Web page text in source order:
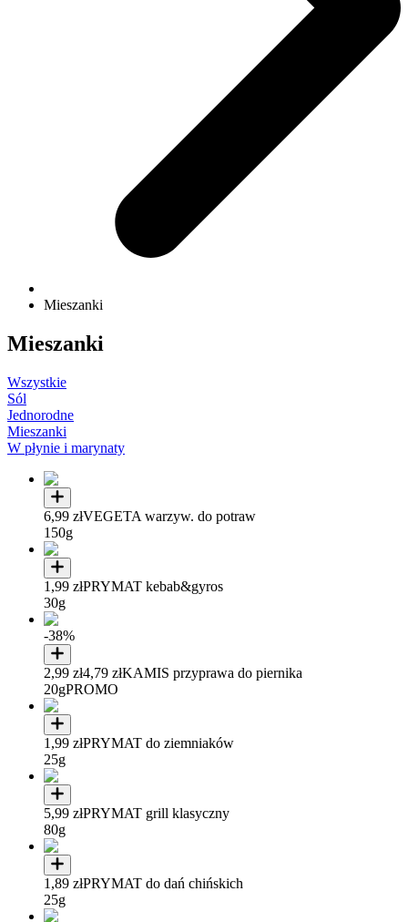
Mieszanki
Mieszanki
Wszystkie
Sól
Jednorodne
Mieszanki
W płynie i marynaty
6,99 złVEGETA warzyw. do potraw
150g
1,99 złPRYMAT kebab&gyros
30g
-38%
2,99 zł4,79 złKAMIS przyprawa do piernika
20gPROMO
1,99 złPRYMAT do ziemniaków
25g
5,99 złPRYMAT grill klasyczny
80g
1,89 złPRYMAT do dań chińskich
25g